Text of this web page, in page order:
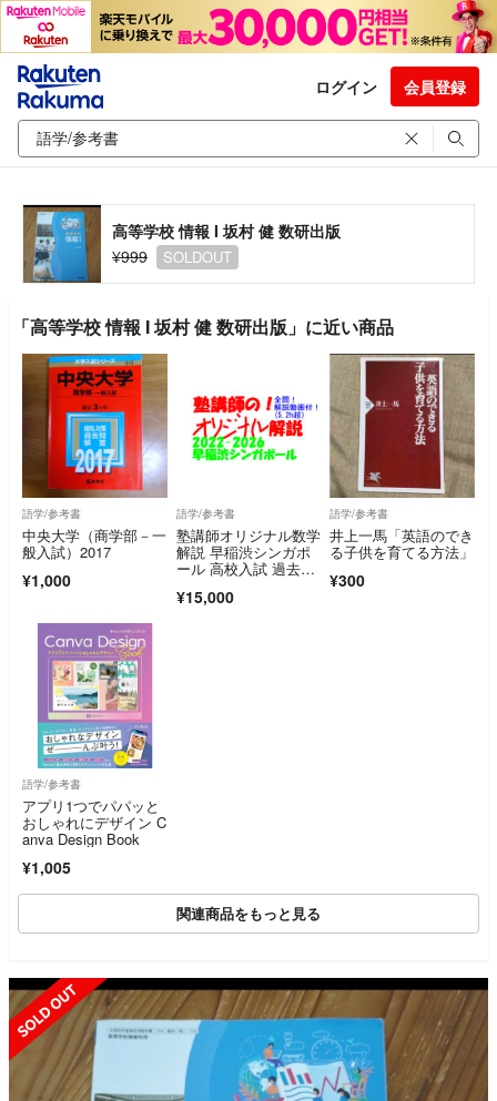
ログイン 会員登録
高等学校 情報 I 坂村 健 数研出版
¥999
SOLDOUT
「高等学校 情報 I 坂村 健 数研出版」に近い商品
語学/参考書
中央大学（商学部－一
般入試）2017
¥1,000
語学/参考書
塾講師オリジナル数学
解説 早稲渋シンガポ
ール 高校入試 過去
¥15,000
語学/参考書
井上一馬「英語のでき
る子供を育てる方法」
¥300
語学/参考書
アプリ1つでパパッと
おしゃれにデザイン C
anva Design Book
¥1,005
関連商品をもっと見る
SOLD OUT